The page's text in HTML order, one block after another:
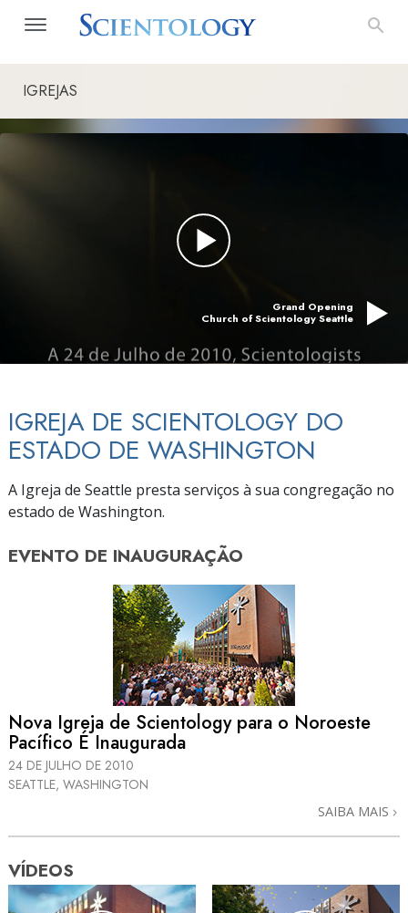
IGREJAS
Grand Opening
Church of Scientology Seattle
IGREJA DE SCIENTOLOGY DO
ESTADO DE WASHINGTON
A Igreja de Seattle presta serviços à sua congregação no
estado de Washington.
EVENTO DE INAUGURAÇÃO
Nova Igreja de Scientology para o Noroeste
Pacífico É Inaugurada
24 DE JULHO DE 2010
SEATTLE, WASHINGTON
SAIBA MAIS
VÍDEOS